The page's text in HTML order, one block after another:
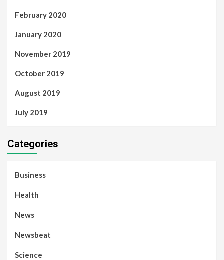
February 2020
January 2020
November 2019
October 2019
August 2019
July 2019
Categories
Business
Health
News
Newsbeat
Science